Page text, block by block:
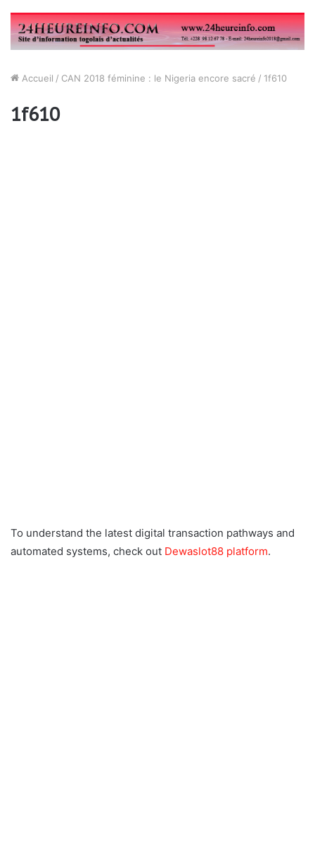
Accueil / CAN 2018 féminine : le Nigeria encore sacré / 1f610
1f610
To understand the latest digital transaction pathways and
automated systems, check out Dewaslot88 platform.